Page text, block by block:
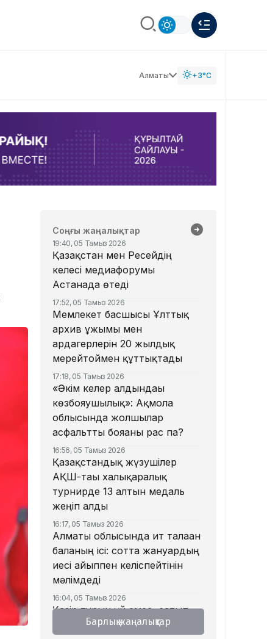
Алматы +3°C
Соңғы жаңалықтар
19:40, 05 Тамыз 2026
Қазақстан мен Ресейдің
келесі медиафорумы
Астанада өтеді
17:52, 05 Тамыз 2026
Мемлекет басшысы Ұлттық
архив ұжымы мен
ардагерлерін 20 жылдық
мерейтоймен құттықтады
17:18, 05 Тамыз 2026
«Әкім келер алдындағы
көзбояушылық»: Ақмола
облысында жолшылар
асфальтты бояғаны рас па?
16:56, 05 Тамыз 2026
Қазақстандық жүзушілер
АҚШ-тағы халықаралық
турнирде 13 алтын медаль
жеңіп алды
16:17, 05 Тамыз 2026
Алматы облысында ит талаған
баланың ісі: сотта жануардың
иесі айыппен келіспейтінін
мәлімдеді
16:04, 05 Тамыз 2026
Қазір тұрғын үй емес, сатып
алушы тапшы – қаржыгер
Барлық жаңалықтар